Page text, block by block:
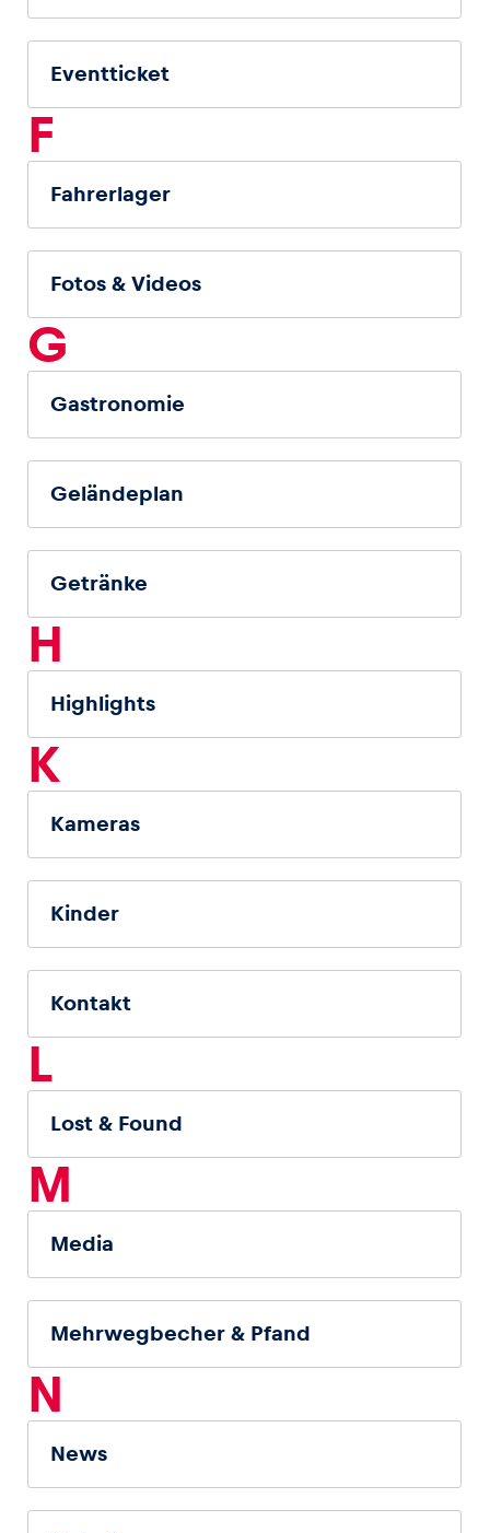
Eventticket
F
Fahrerlager
Fotos & Videos
G
Gastronomie
Geländeplan
Getränke
H
Highlights
K
Kameras
Kinder
Kontakt
L
Lost & Found
M
Media
Mehrwegbecher & Pfand
N
News